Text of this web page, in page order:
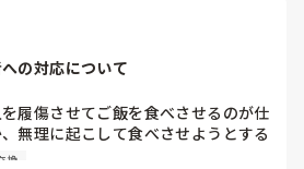
いますか？
の対応について
履傷させてご飯を食べさせるのが仕
無理に起こして食べさせようとする
出勤して急変に気づき対応しました
換